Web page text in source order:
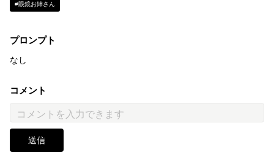
#眼鏡お姉さん
プロンプト
なし
コメント
送信